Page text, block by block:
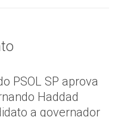
PSOL SP aprova
Haddad
a governador